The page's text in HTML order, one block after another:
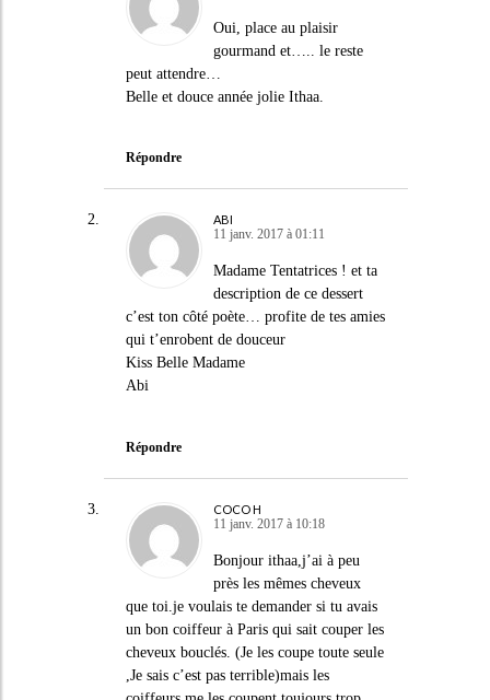
Oui, place au plaisir
gourmand et….. le reste
peut attendre…
Belle et douce année jolie Ithaa.
Répondre
ABI
11 janv. 2017 à 01:11
Madame Tentatrices ! et ta
description de ce dessert
c’est ton côté poète… profite de tes amies
qui t’enrobent de douceur
Kiss Belle Madame
Abi
Répondre
COCO H
11 janv. 2017 à 10:18
Bonjour ithaa,j’ai à peu
près les mêmes cheveux
que toi.je voulais te demander si tu avais
un bon coiffeur à Paris qui sait couper les
cheveux bouclés. (Je les coupe toute seule
,Je sais c’est pas terrible)mais les